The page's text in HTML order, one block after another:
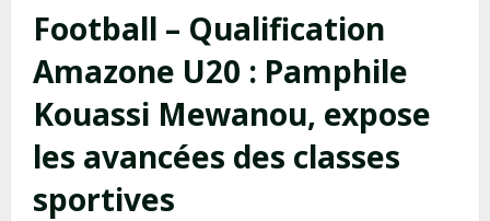
Football – Qualification
Amazone U20 : Pamphile
Kouassi Mewanou, expose
les avancées des classes
sportives